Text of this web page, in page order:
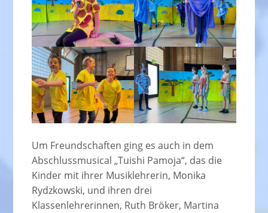
Um Freundschaften ging es auch in dem
Abschlussmusical „Tuishi Pamoja“, das die
Kinder mit ihrer Musiklehrerin, Monika
Rydzkowski, und ihren drei
Klassenlehrerinnen, Ruth Bröker, Martina